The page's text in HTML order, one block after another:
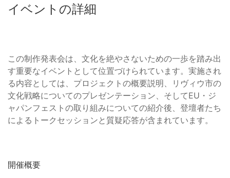
イベントの詳細
この制作発表会は、文化を絶やさないための一歩を踏み出
す重要なイベントとして位置づけられています。実施され
る内容としては、プロジェクトの概要説明、リヴィウ市の
文化戦略についてのプレゼンテーション、そしてEU・ジ
ャパンフェストの取り組みについての紹介後、登壇者たち
によるトークセッションと質疑応答が含まれています。
開催概要